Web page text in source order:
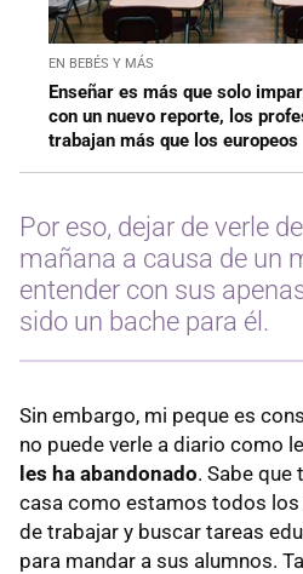
EN BEBÉS Y MÁS
Enseñar es más que solo
con un nuevo reporte, los
trabajan más que los europeos
Por eso, dejar de verle
mañana a causa de un
entender con sus
sido un bache para él.
Sin embargo, mi peque es
no puede verle a diario como
les ha abandonado. Sabe que
casa como estamos todos los
de trabajar y buscar tareas
para mandar a sus alumnos.